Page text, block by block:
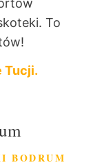
To
Tucji.
BODRUM